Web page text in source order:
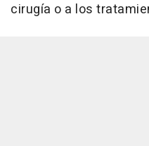
cirugía o a los